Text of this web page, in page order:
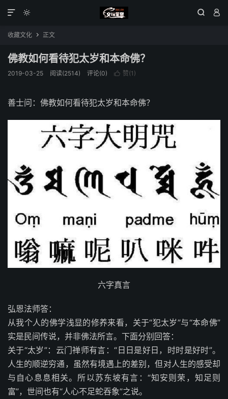
  

收藏文化  正文
佛教如何看待犯太岁和本命佛？
2019-03-25 阅读(2514) 评论(0)  赞(1 )
善士问：佛教如何看待犯太岁和本命佛？
六字真言
弘恩法师答：
从我个人的佛学浅显的修养来看，关于“犯太岁”与“本命佛”
实是民间传说，并非佛法所言。下面分别回答：
关于“太岁”：云门禅师有言：“日日是好日，时时是好时”。
人生的顺逆穷通，虽然有境遇上的差别，但对人生的感受却
与自心息息相关。所以苏东坡有言：“知安则荣，知足则
富”，世间也有“人心不足蛇吞象”之说。